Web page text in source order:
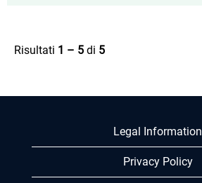
Risultati 1 – 5 di 5
Legal Information
Privacy Policy